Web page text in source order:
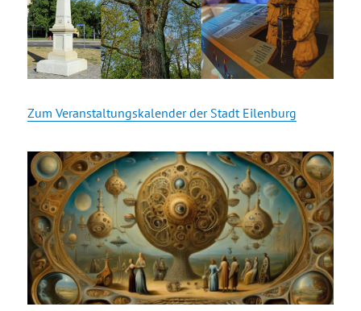
Zum Veranstaltungskalender der Stadt Eilenburg